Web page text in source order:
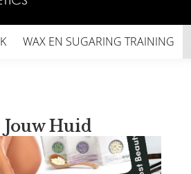
WAX EN SUGARING TRAINING
Huid